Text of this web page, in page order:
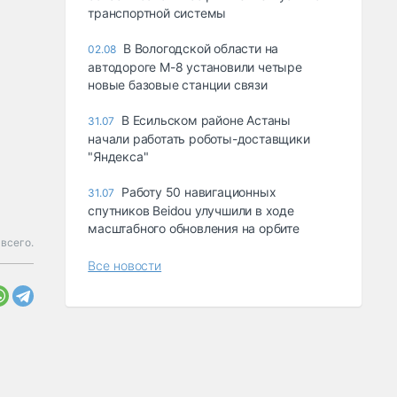
транспортной системы
02.08 В Вологодской области на
автодороге М-8 установили четыре
новые базовые станции связи
31.07
В Есильском районе Астаны
начали работать роботы-доставщики
"Яндекса"
31.07
Работу 50 навигационных
спутников Beidou улучшили в ходе
масштабного обновления на орбите
Все новости